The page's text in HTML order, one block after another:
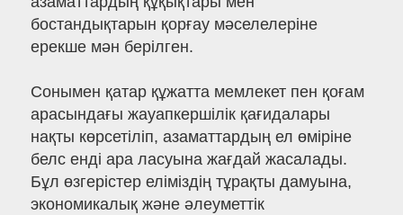
бостандықтарын қорғау мәселелеріне
ерекше мән берілген.
Сонымен қатар құжатта мемлекет пен қоғам
арасындағы жауапкершілік қағидалары
нақты көрсетіліп, азаматтардың ел өміріне
белс енді ара ласуына жағдай жасалады.
Бұл өзгерістер еліміздің тұрақты дамуына,
экономикалық және әлеуметтік